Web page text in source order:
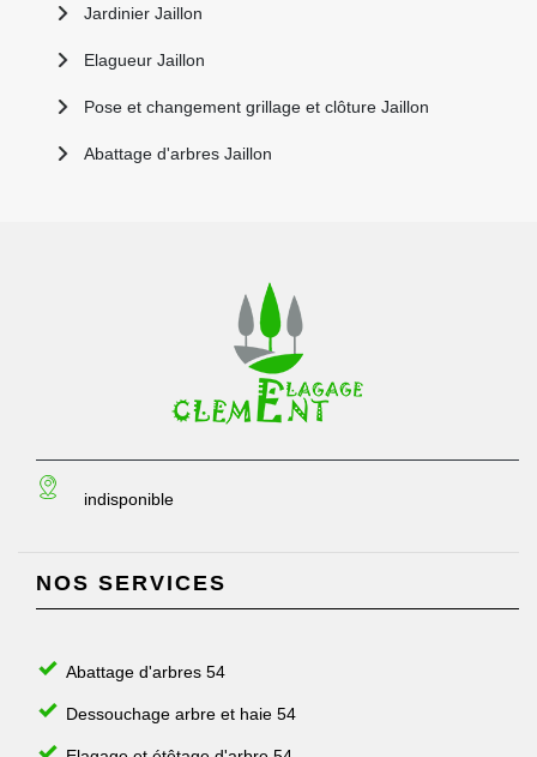
Jardinier Jaillon
Elagueur Jaillon
Pose et changement grillage et clôture Jaillon
Abattage d'arbres Jaillon
indisponible
NOS SERVICES
Abattage d'arbres 54
Dessouchage arbre et haie 54